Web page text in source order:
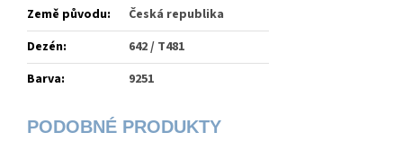
Země původu:
Česká republika
Dezén:
642 / T481
Barva: 9251